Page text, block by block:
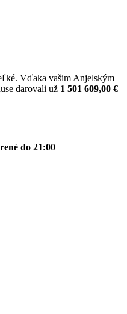
Vďaka vašim Anjelským
darovali už 1 501 609,00 €
do 21:00